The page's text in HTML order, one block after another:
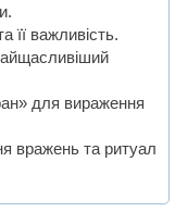
її важливість.
для вираження
вражень та ритуал